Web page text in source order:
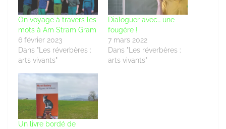
On voyage à travers les
mots à Am Stram Gram
6 février 2023
Dans "Les réverbères :
arts vivants"
Dialoguer avec… une
fougère !
7 mars 2022
Dans "Les réverbères :
arts vivants"
Un livre bordé de